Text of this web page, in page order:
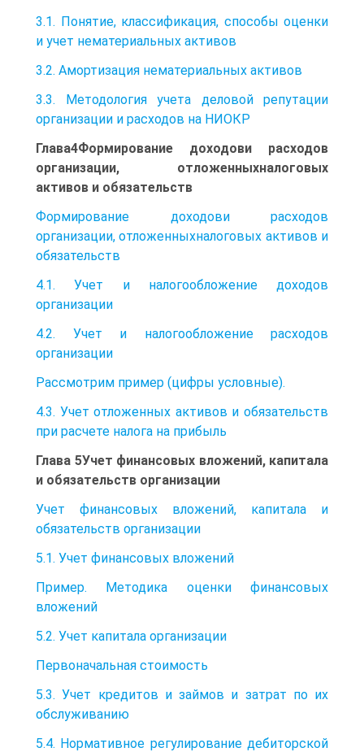
3.1. Понятие, классификация, способы оценки
и учет нематериальных активов
3.2. Амортизация нематериальных активов
3.3. Методология учета деловой репутации
организации и расходов на НИОКР
Глава4Формирование доходови расходов
организации, отложенныхналоговых
активов и обязательств
Формирование доходови расходов
организации, отложенныхналоговых активов и
обязательств
4.1. Учет и налогообложение доходов
организации
4.2. Учет и налогообложение расходов
организации
Рассмотрим пример (цифры условные).
4.3. Учет отложенных активов и обязательств
при расчете налога на прибыль
Глава 5Учет финансовых вложений, капитала
и обязательств организации
Учет финансовых вложений, капитала и
обязательств организации
5.1. Учет финансовых вложений
Пример. Методика оценки финансовых
вложений
5.2. Учет капитала организации
Первоначальная стоимость
5.3. Учет кредитов и займов и затрат по их
обслуживанию
5.4. Нормативное регулирование дебиторской